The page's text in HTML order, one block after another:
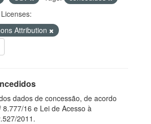
Licenses:
Attribution
dados de concessão, de acordo
8.777/16 e Lei de Acesso à
2011.